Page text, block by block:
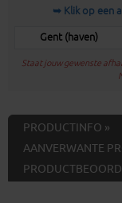
➥ Klik op een
Gent (haven)
Staat jouw gewenste
PRODUCTINFO »
AANVERWANTE